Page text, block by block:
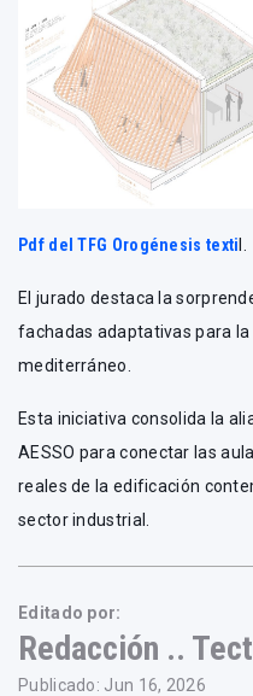
Pdf del TFG Orogénesis texti
El jurado destaca la
fachadas adaptativas para
mediterráneo.
Esta iniciativa consolida la
AESSO para conectar las
reales de la edificación
sector industrial.
Editado por:
Redacción ..
Publicado: Jun 16, 2026